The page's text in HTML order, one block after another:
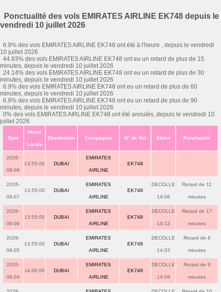
Ponctualité des vols EMIRATES AIRLINE EK748 depuis le
vendredi 10 juillet 2026
6.9% des vols EMIRATES AIRLINE EK748 ont été à l'heure , depuis le vendredi
10 juillet 2026
44.83% des vols EMIRATES AIRLINE EK748 ont eu un retard de plus de 15
minutes, depuis le vendredi 10 juillet 2026
24.14% des vols EMIRATES AIRLINE EK748 ont eu un retard de plus de 30
minutes, depuis le vendredi 10 juillet 2026
6.9% des vols EMIRATES AIRLINE EK748 ont eu un retard de plus de 60
minutes, depuis le vendredi 10 juillet 2026
6.9% des vols EMIRATES AIRLINE EK748 ont eu un retard de plus de 90
minutes, depuis le vendredi 10 juillet 2026
0% des vols EMIRATES AIRLINE EK748 ont été annulés, depuis le vendredi 10
juillet 2026
Date
Heure
Locale
Destination Compagnie N° de Vol Statut Ponctualité
2026-
08-08
13:55:00 DUBAI
EMIRATES
AIRLINE
EK748
2026-
08-07
13:55:00 DUBAI
EMIRATES
AIRLINE
EK748
DECOLLE
14:06
Retard de 11
minutes
2026-
08-06
13:55:00 DUBAI
EMIRATES
AIRLINE
EK748
DECOLLE
14:12
Retard de 17
minutes
2026-
08-05
13:55:00 DUBAI
EMIRATES
AIRLINE
EK748
DECOLLE
14:03
Retard de 8
minutes
2026-
08-04
14:00:00 DUBAI
EMIRATES
AIRLINE
EK748
DECOLLE
14:09
Retard de 9
minutes